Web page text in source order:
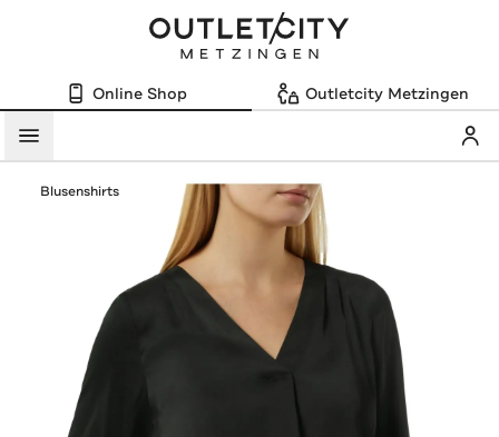
Online Shop Outletcity Metzingen
Menü
Blusenshirts